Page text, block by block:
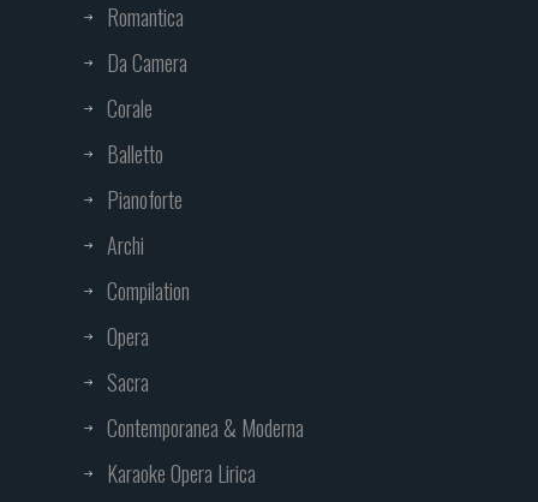
Romantica
Da Camera
Corale
Balletto
Pianoforte
Archi
Compilation
Opera
Sacra
Contemporanea & Moderna
Karaoke Opera Lirica